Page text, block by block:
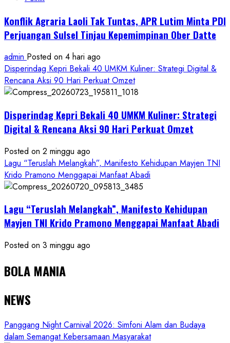
Konflik Agraria Laoli Tak Tuntas, APR Lutim Minta PDI
Perjuangan Sulsel Tinjau Kepemimpinan Ober Datte
admin Posted on 4 hari ago
Disperindag Kepri Bekali 40 UMKM Kuliner: Strategi Digital &
Rencana Aksi 90 Hari Perkuat Omzet
Disperindag Kepri Bekali 40 UMKM Kuliner: Strategi
Digital & Rencana Aksi 90 Hari Perkuat Omzet
Posted on 2 minggu ago
Lagu “Teruslah Melangkah”, Manifesto Kehidupan Mayjen TNI
Krido Pramono Menggapai Manfaat Abadi
Lagu “Teruslah Melangkah”, Manifesto Kehidupan
Mayjen TNI Krido Pramono Menggapai Manfaat Abadi
Posted on 3 minggu ago
BOLA MANIA
NEWS
Panggang Night Carnival 2026: Simfoni Alam dan Budaya
dalam Semangat Kebersamaan Masyarakat